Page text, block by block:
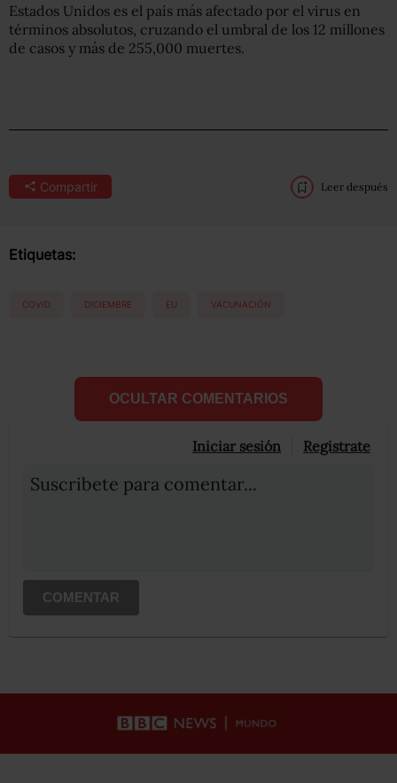
Estados Unidos es el país más afectado por el virus en
términos absolutos, cruzando el umbral de los 12 millones
de casos y más de 255,000 muertes.
Compartir Leer después
Etiquetas:
COVID DICIEMBRE EU VACUNACIÓN
OCULTAR COMENTARIOS
Iniciar sesión Registrate
Suscribete para comentar...
COMENTAR